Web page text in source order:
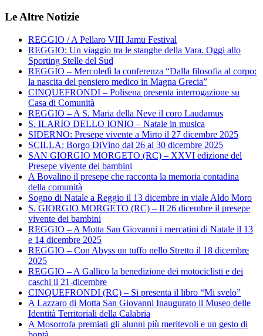
Le Altre Notizie
REGGIO / A Pellaro VIII Jamu Festival
REGGIO: Un viaggio tra le stanghe della Vara. Oggi allo
Sporting Stelle del Sud
REGGIO – Mercoledì la conferenza “Dalla filosofia al corpo:
la nascita del pensiero medico in Magna Grecia”
CINQUEFRONDI – Polisena presenta interrogazione su
Casa di Comunità
REGGIO – A S. Maria della Neve il coro Laudamus
S. ILARIO DELLO IONIO – Natale in musica
SIDERNO: Presepe vivente a Mirto il 27 dicembre 2025
SCILLA: Borgo DiVino dal 26 al 30 dicembre 2025
SAN GIORGIO MORGETO (RC) – XXVI edizione del
Presepe vivente dei bambini
A Bovalino il presepe che racconta la memoria contadina
della comunità
Sogno di Natale a Reggio il 13 dicembre in viale Aldo Moro
S. GIORGIO MORGETO (RC) – Il 26 dicembre il presepe
vivente dei bambini
REGGIO – A Motta San Giovanni i mercatini di Natale il 13
e 14 dicembre 2025
REGGIO – Con Abyss un tuffo nello Stretto il 18 dicembre
2025
REGGIO – A Gallico la benedizione dei motociclisti e dei
caschi il 21-dicembre
CINQUEFRONDI (RC) – Si presenta il libro “Mi svelo”
A Lazzaro di Motta San Giovanni Inaugurato il Museo delle
Identità Territoriali della Calabria
A Mosorrofa premiati gli alunni più meritevoli e un gesto di